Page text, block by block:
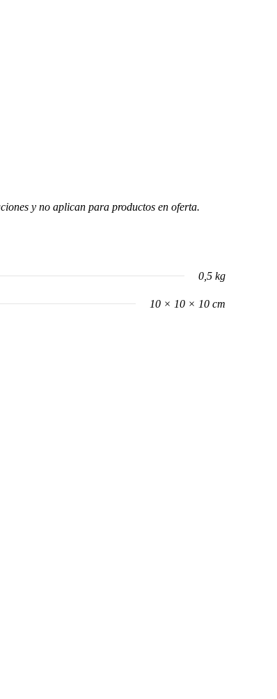
y no aplican para productos en oferta.
0,5 kg
10 × 10 × 10 cm